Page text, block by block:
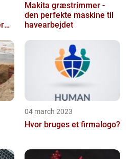
Makita græstrimmer -
den perfekte maskine til
havearbejdet
04 march 2023
Hvor bruges et firmalogo?